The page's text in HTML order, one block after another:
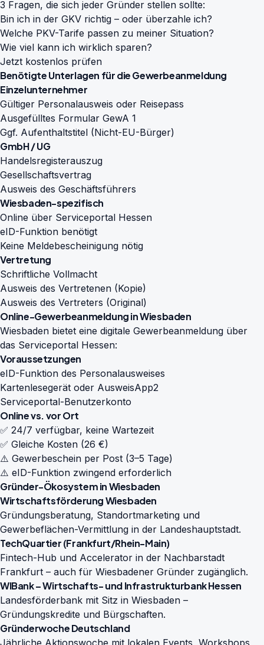
3 Fragen, die sich jeder Gründer stellen sollte:
Bin ich in der GKV richtig – oder überzahle ich?
Welche PKV-Tarife passen zu meiner Situation?
Wie viel kann ich wirklich sparen?
Jetzt kostenlos prüfen
Benötigte Unterlagen für die Gewerbeanmeldung
Einzelunternehmer
Gültiger Personalausweis oder Reisepass
Ausgefülltes Formular GewA 1
Ggf. Aufenthaltstitel (Nicht-EU-Bürger)
GmbH / UG
Handelsregisterauszug
Gesellschaftsvertrag
Ausweis des Geschäftsführers
Wiesbaden-spezifisch
Online über Serviceportal Hessen
eID-Funktion benötigt
Keine Meldebescheinigung nötig
Vertretung
Schriftliche Vollmacht
Ausweis des Vertretenen (Kopie)
Ausweis des Vertreters (Original)
Online-Gewerbeanmeldung in Wiesbaden
Wiesbaden bietet eine digitale Gewerbeanmeldung über
das Serviceportal Hessen:
Voraussetzungen
eID-Funktion des Personalausweises
Kartenlesegerät oder AusweisApp2
Serviceportal-Benutzerkonto
Online vs. vor Ort
✅ 24/7 verfügbar, keine Wartezeit
✅ Gleiche Kosten (26 €)
⚠️ Gewerbeschein per Post (3–5 Tage)
⚠️ eID-Funktion zwingend erforderlich
Gründer-Ökosystem in Wiesbaden
Wirtschaftsförderung Wiesbaden
Gründungsberatung, Standortmarketing und
Gewerbeflächen-Vermittlung in der Landeshauptstadt.
TechQuartier (Frankfurt/Rhein-Main)
Fintech-Hub und Accelerator in der Nachbarstadt
Frankfurt – auch für Wiesbadener Gründer zugänglich.
WIBank – Wirtschafts- und Infrastrukturbank Hessen
Landesförderbank mit Sitz in Wiesbaden –
Gründungskredite und Bürgschaften.
Gründerwoche Deutschland
Jährliche Aktionswoche mit lokalen Events, Workshops